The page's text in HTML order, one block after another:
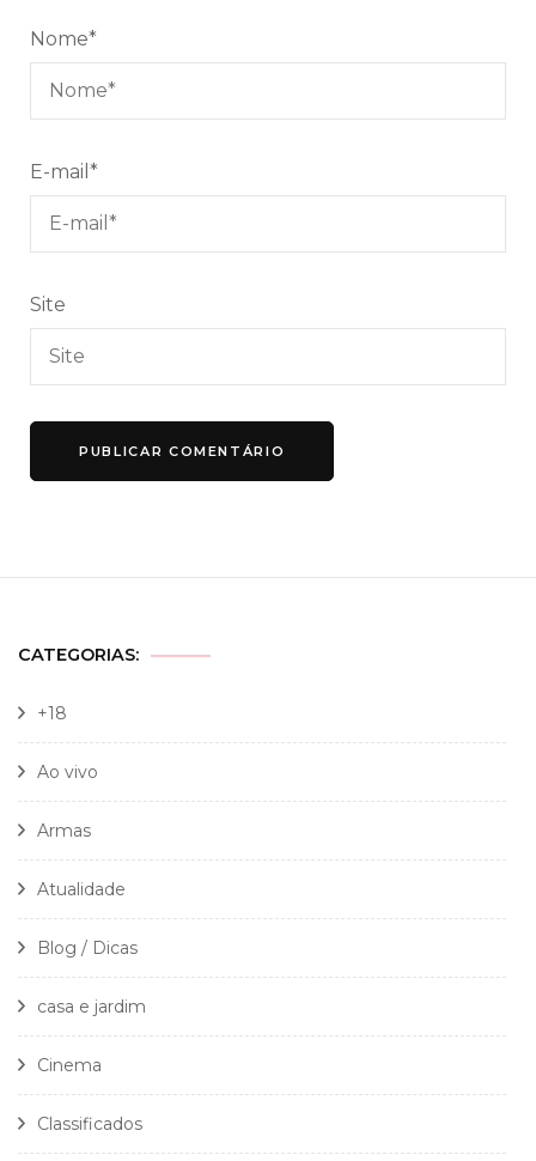
Nome*
E-mail *
Site
CATEGORIAS:
+18
Ao vivo
Armas
Atualidade
Blog / Dicas
casa e jardim
Cinema
Classificados